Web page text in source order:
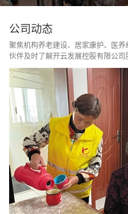
公司动态
聚焦机构养老建设、居家康护、医
伙伴及时了解开云发展控股有限公